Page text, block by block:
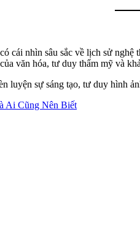
cái nhìn sâu sắc về lịch sử
văn hóa, tư duy thẩm mỹ và
sự sáng tạo, tư duy hình
Ai Cũng Nên Biết